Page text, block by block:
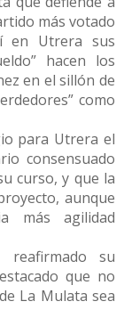
más votado
en Utrera sus
hacen los
en el sillón de
como
para Utrera el
consensuado
curso, y que la
aunque
más agilidad
reafirmado su
que no
La Mulata sea